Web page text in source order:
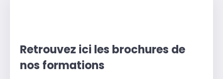
Retrouvez ici les brochures de
nos formations